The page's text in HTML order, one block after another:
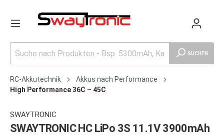
SUCHEN
RC-Akkutechnik
Akkus nach Performance
High Performance 36C – 45C
SWAYTRONIC
SWAYTRONIC HC LiPo 3S 11.1V 3900mAh